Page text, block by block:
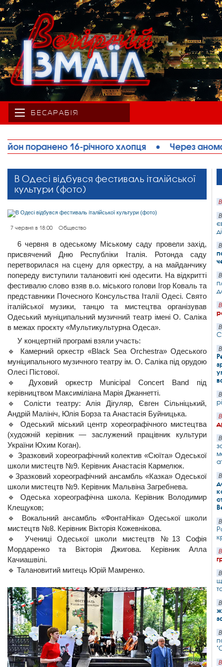
БЕСАРАБІЯ
• Через аномальну спеку на Одещині
В Одесі відбувся фестиваль італійської
культури (фото)
7 червня в 18:00 Общество
6 червня в одеському Міському саду провели захід,
присвячений Дню Республіки Італія. Ротонда саду
перетворилася на сцену для оркестру, а на майданчику
попереду виступили талановиті юні одесити. На відкритті
фестивалю слово взяв в.о. міського голови Ігор Коваль та
представники Почесного Консульства Італії Одесі. Свято
італійської музики, танцю та мистецтва організував
Одеський муніципальний музичний театр імені О. Саліка
в межах проєкту «Мультикультурна Одеса».
У концертній програмі взяли участь:
🔹 Камерний оркестр «Black Sea Orchestra» Одеського
муніципального музичного театру ім. О. Саліка під орудою
Олесі Пістової.
🔹 Духовий оркестр Municipal Concert Band під
керівництвом Максиміліана Марія Джаннетті.
🔹 Солісти театру: Алія Дігуляр, Євген Сільніцький,
Андрій Малініч, Юлія Борза та Анастасія Буйницька.
🔹 Одеський міський центр хореографічного мистецтва
(художній керівник — заслужений працівник культури
України Юхим Коган).
🔹 Зразковий хореографічний колектив «Сюїта» Одеської
школи мистецтв №9. Керівник Анастасія Кармелюк.
🔹Зразковий хореографічний ансамбль «Казка» Одеської
школи мистецтв №9. Керівник Мальвіна Загребнева.
🔹 Одеська хореографічна школа. Керівник Володимир
Клещуков;
🔹 Вокальний ансамбль «ФонтаНіка» Одеської школи
мистецтв №8. Керівник Вікторія Кожевнікова.
🔹 Учениці Одеської школи мистецтв №13 Софія
Мордаренко та Вікторія Джигова. Керівник Алла
Качиашвілі.
🔹 Талановитий митець Юрій Мамренко.